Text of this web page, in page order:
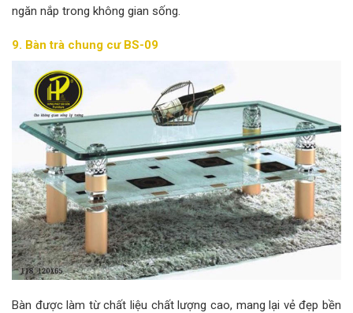
ngăn nắp trong không gian sống.
9. Bàn trà chung cư BS-09
Bàn được làm từ chất liệu chất lượng cao, mang lại vẻ đẹp bền